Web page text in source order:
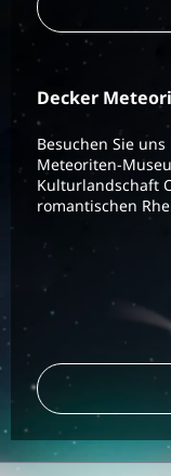
Decker
Besuchen Sie
Meteoriten-
Kulturlandschaft
romantischen